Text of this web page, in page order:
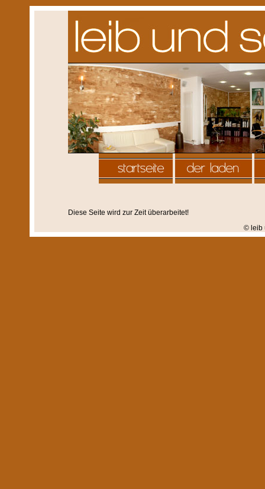
Diese Seite wird zur Zeit überarbeitet!
© leib